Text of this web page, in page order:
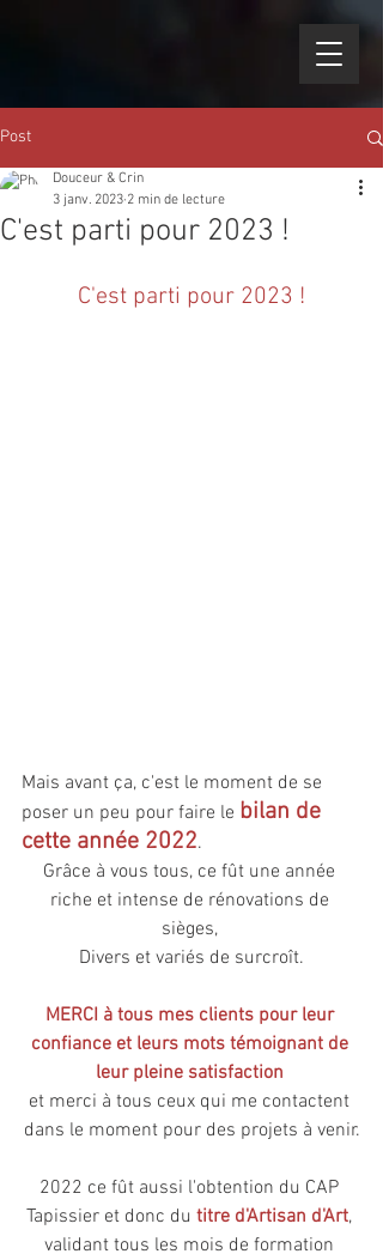
Post
C'est parti pour 2023 !
Douceur & Crin
3 janv. 2023 2 min de lecture
C'est parti pour 2023 !
Mais avant ça, c'est le moment de se
poser un peu pour faire le bilan de
cette année 2022.
Grâce à vous tous, ce fût une année
riche et intense de rénovations de
sièges,
Divers et variés de surcroît.
MERCI à tous mes clients pour leur
confiance et leurs mots témoignant de
leur pleine satisfaction
et merci à tous ceux qui me contactent
dans le moment pour des projets à venir.
2022 ce fût aussi l'obtention du CAP
Tapissier et donc du titre d'Artisan d'Art,
validant tous les mois de formation